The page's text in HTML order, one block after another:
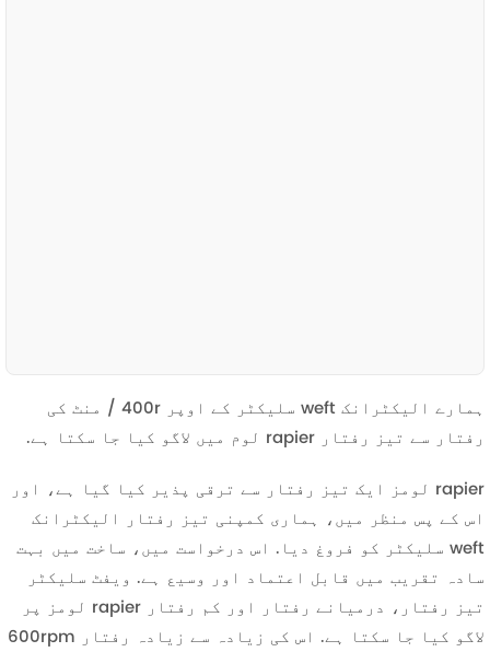
ہمارے الیکٹرانک weft سلیکٹر کے اوپر 400r / منٹ کی
رفتار سے تیز رفتار rapier لوم میں لاگو کیا جا سکتا ہے.
rapier لومز ایک تیز رفتار سے ترقی پذیر کیا گیا ہے، اور
اس کے پس منظر میں، ہماری کمپنی تیز رفتار الیکٹرانک
weft سلیکٹر کو فروغ دیا. اس درخواست میں، ساخت میں بہت
سادہ تقریب میں قابل اعتماد اور وسیع ہے. ویفٹ سلیکٹر
تیز رفتار، درمیانے رفتار اور کم رفتار rapier لومز پر
لاگو کیا جا سکتا ہے. اس کی زیادہ سے زیادہ رفتار 600rpm